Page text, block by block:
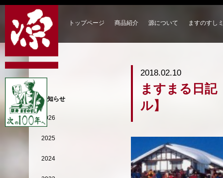
トップページ 商品紹介 源について ますのすし
2018.02.10
ますまる日
ル】
お知らせ
2026
2025
2024